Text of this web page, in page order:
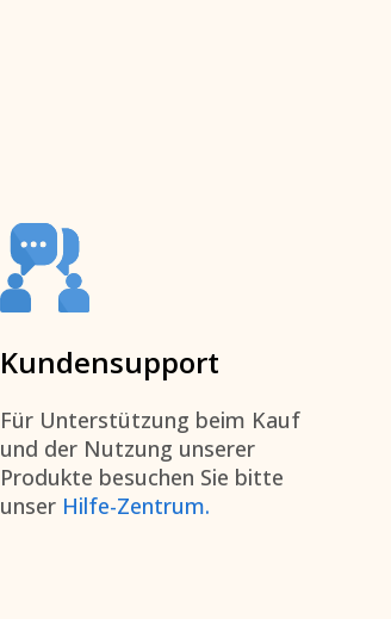
Kundensupport
Für Unterstützung beim Kauf
und der Nutzung unserer
Produkte besuchen Sie bitte
unser Hilfe-Zentrum.